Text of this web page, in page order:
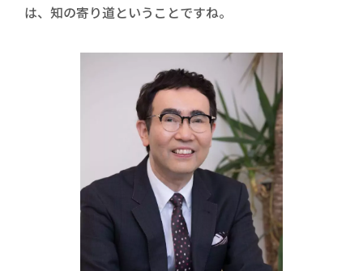
は、知の寄り道ということですね。